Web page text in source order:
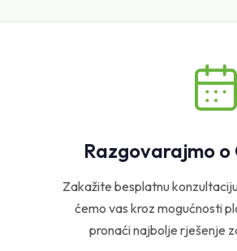
Razgovarajmo o
Zakažite besplatnu
ćemo vas kroz mogućnosti
pronaći najbolje rješenje